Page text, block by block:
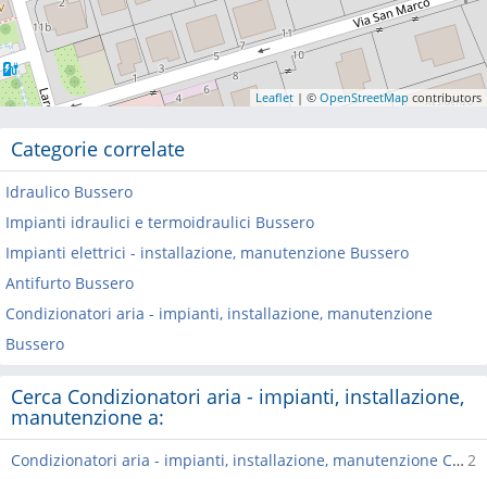
Leaflet | © OpenStreetMap contributors
Categorie correlate
Idraulico Bussero
Impianti idraulici e termoidraulici Bussero
Impianti elettrici - installazione, manutenzione Bussero
Antifurto Bussero
Condizionatori aria - impianti, installazione, manutenzione
Bussero
Cerca Condizionatori aria - impianti, installazione,
manutenzione a:
2
Condizionatori aria - impianti, installazione, manutenzione Cassina de'Pecchi